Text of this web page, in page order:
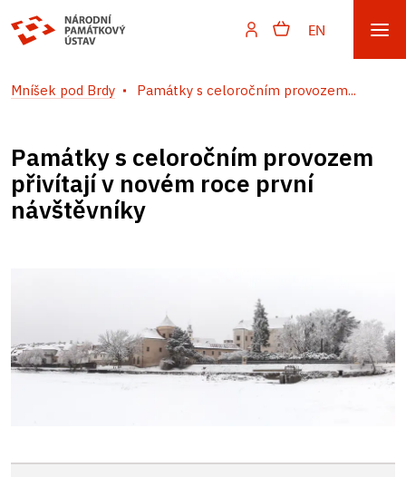
EN
Mníšek pod Brdy Památky s celoročním provozem...
Památky s celoročním provozem
přivítají v novém roce první
návštěvníky